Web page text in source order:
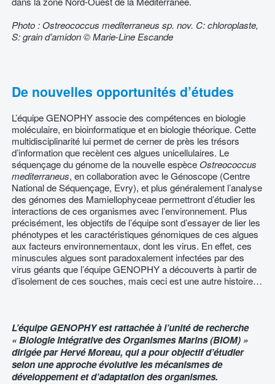
Photo : Ostreococcus mediterraneus sp. nov. C: chloroplaste,
S: grain d’amidon © Marie-Line Escande
De nouvelles opportunités d’études
L’équipe GENOPHY associe des compétences en biologie
moléculaire, en bioinformatique et en biologie théorique. Cette
multidisciplinarité lui permet de cerner de près les trésors
d’information que recèlent ces algues unicellulaires. Le
séquençage du génome de la nouvelle espèceOstreococcus
mediterraneus, en collaboration avec le Génoscope (Centre
National de Séquençage, Evry), et plus généralement l’analyse
des génomes des Mamiellophyceae permettront d’étudier les
interactions de ces organismes avec l’environnement. Plus
précisément, les objectifs de l’équipe sont d’essayer de lier les
phénotypes et les caractéristiques génomiques de ces algues
aux facteurs environnementaux, dont les virus. En effet, ces
minuscules algues sont paradoxalement infectées par des
virus géants que l’équipe GENOPHY a découverts à partir de
d’isolement de ces souches, mais ceci est une autre histoire…
L’équipe GENOPHY est rattachée à l’unité de recherche
« Biologie Intégrative des Organismes Marins (BIOM) »
dirigée par Hervé Moreau, qui a pour objectif d’étudier
selon une approche évolutive les mécanismes de
développement et d’adaptation des organismes.